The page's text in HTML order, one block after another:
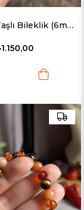
Mercan Taşlı Bileklik (6mm - Uzatma Zincirli)